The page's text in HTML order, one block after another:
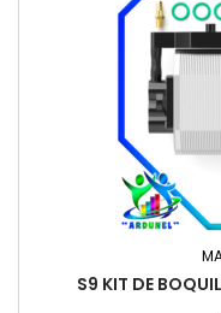
S9 KIT DE